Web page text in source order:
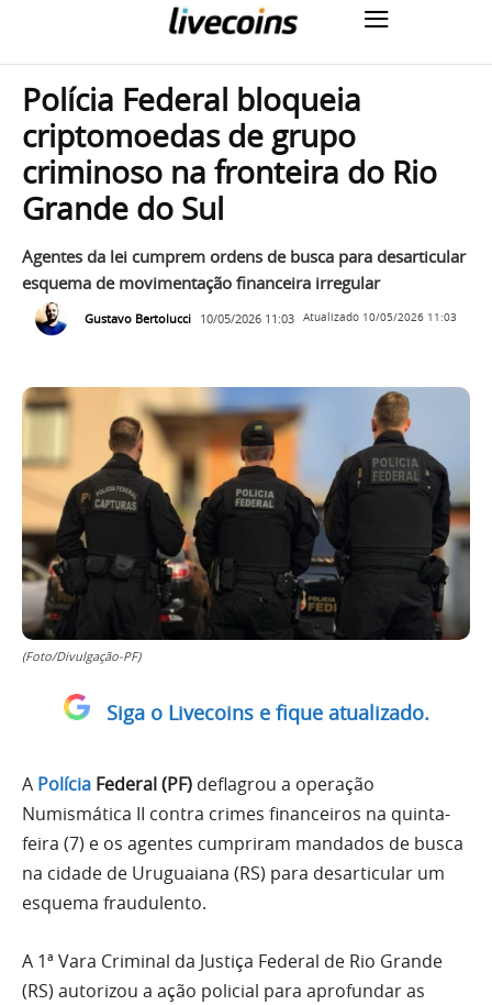
Polícia Federal bloqueia
criptomoedas de grupo
criminoso na fronteira do Rio
Grande do Sul
Agentes da lei cumprem ordens de busca para desarticular
esquema de movimentação financeira irregular
Gustavo Bertolucci 10/05/2026 11:03 Atualizado 10/05/2026 11:03
(Foto/Divulgação-PF)
Siga o Livecoins e fique atualizado.
A Polícia Federal (PF) deflagrou a operação
Numismática II contra crimes financeiros na quinta-
feira (7) e os agentes cumpriram mandados de busca
na cidade de Uruguaiana (RS) para desarticular um
esquema fraudulento.
A 1ª Vara Criminal da Justiça Federal de Rio Grande
(RS) autorizou a ação policial para aprofundar as